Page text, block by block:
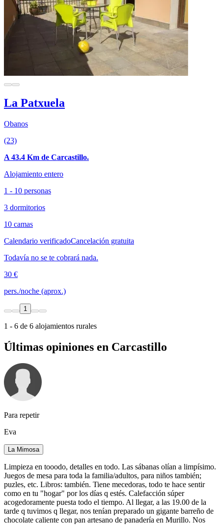
La Patxuela
Obanos
(23)
A 43.4 Km de Carcastillo.
Alojamiento entero
1 - 10 personas
3 dormitorios
10 camas
Calendario verificadoCancelación gratuita
Todavía no se te cobrará nada.
30 €
pers./noche (aprox.)
1
1 - 6 de 6 alojamientos rurales
Últimas opiniones en Carcastillo
Para repetir
Eva
La Mimosa
Limpieza en tooodo, detalles en todo. Las sábanas olían a limpísimo.
Juegos de mesa para toda la familia/adultos, para niños también;
puzles, etc. Libros: también. Tiene mecedoras, todo te hace sentir
como en tu "hogar" por los días q estés. Calefacción súper
acogedoramente puesta todo el tiempo. Al llegar, a las 19.00 de la
tarde q tuvimos q llegar, nos tenían preparado un gigante barreño de
chocolate caliente con pan artesano de panadería en Murillo. Nos